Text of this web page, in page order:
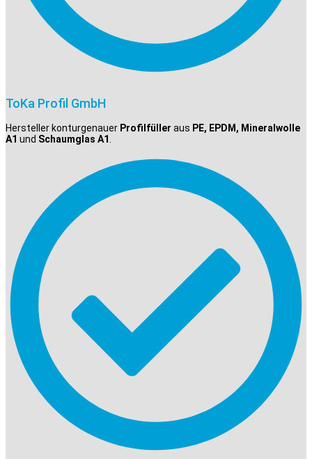
ToKa Profil GmbH
Hersteller konturgenauer Profilfüller aus PE, EPDM, Mineralwolle
A1 und Schaumglas A1.